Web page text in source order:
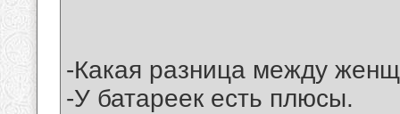
-Какая разница между
-У батареек есть плюсы.